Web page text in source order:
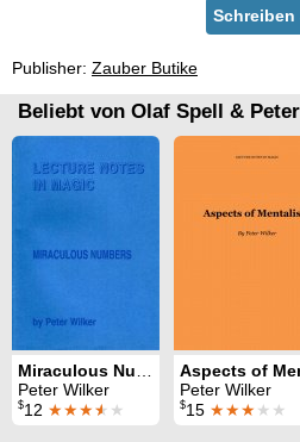
Schreiben
Publisher: Zauber Butike
Beliebt von Olaf Spell &
Miraculous Numbers
Peter Wilker
$12 ★★★★ ★
Peter Wilker
$15 ★★★★★